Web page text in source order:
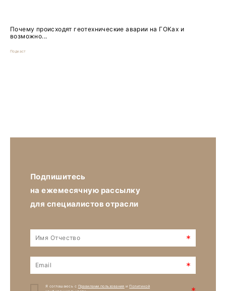
Почему происходят геотехнические аварии на ГОКах и
возможно...
Подкаст
Подпишитесь
на ежемесячную рассылку
для специалистов отрасли
*
*
Я соглашаюсь с Правилами пользования иПолитикой